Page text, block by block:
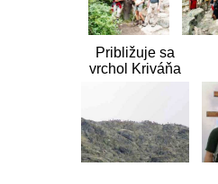
Približuje sa
vrchol Kriváňa